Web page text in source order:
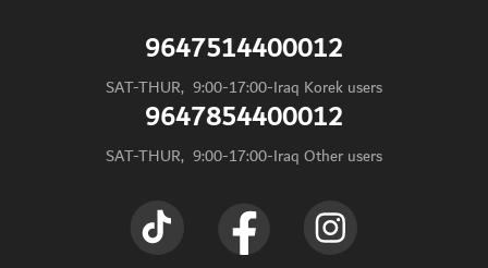
service.me@realme.com - KSA/UAE/Jordan
service.ke@realme.com - Kenya
9647514400012
SAT-THUR,  9:00-17:00-Iraq Korek users
9647854400012
SAT-THUR,  9:00-17:00-Iraq Other users